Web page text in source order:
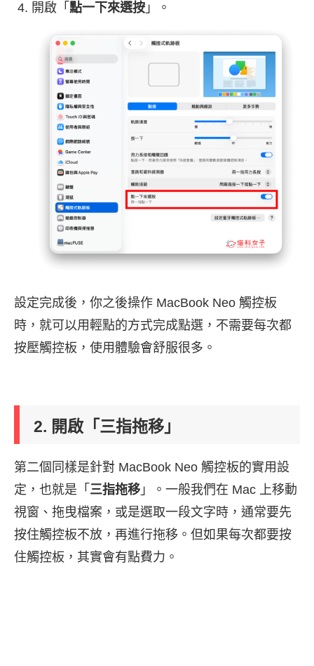
開啟「 點一下來選按 」。
設定完成後，你之後操作 MacBook Neo 觸控板
時，就可以用輕點的方式完成點選，不需要每次都
按壓觸控板，使用體驗會舒服很多。
2. 開啟「三指拖移」
第二個同樣是針對 MacBook Neo 觸控板的實用設
定，也就是「 三指拖移 」。一般我們在 Mac 上移動
視窗、拖曳檔案，或是選取一段文字時，通常要先
按住觸控板不放，再進行拖移。但如果每次都要按
住觸控板，其實會有點費力。